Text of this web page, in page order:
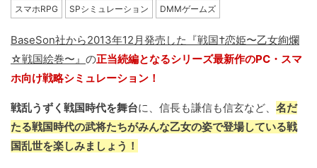
スマホRPG SPシミュレーション DMMゲームズ
BaseSon社から2013年12月発売した『戦国†恋姫〜乙女絢爛
☆戦国絵巻〜』 の正当続編となるシリーズ最新作のPC・スマ
ホ向け戦略シミュレーション！
戦乱うずく戦国時代を舞台に、信長も謙信も信玄など、 名だ
たる戦国時代の武将たちがみんな乙女の姿で登場している戦
国乱世を楽しみましょう！